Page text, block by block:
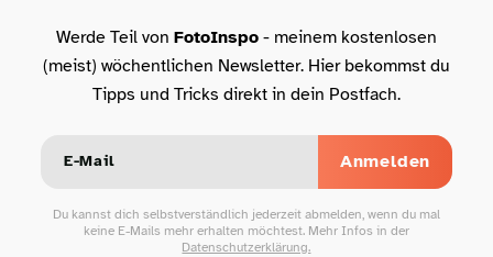
Werde Teil von FotoInspo- meinem kostenlosen
(meist) wöchentlichen Newsletter. Hier bekommst du
Tipps und Tricks direkt in dein Postfach.
Anmelden
Du kannst dich selbstverständlich jederzeit abmelden, wenn du mal
keine E-Mails mehr erhalten möchtest. Mehr Infos in der
Datenschutzerklärung.